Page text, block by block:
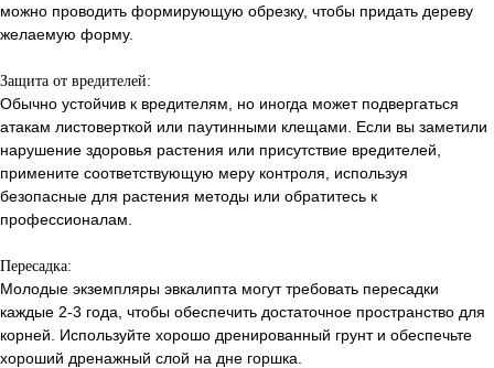
можно проводить формирующую обрезку, чтобы придать дереву
желаемую форму.
Защита от вредителей:
Обычно устойчив к вредителям, но иногда может подвергаться
атакам листоверткой или паутинными клещами. Если вы заметили
нарушение здоровья растения или присутствие вредителей,
примените соответствующую меру контроля, используя
безопасные для растения методы или обратитесь к
профессионалам.
Пересадка:
Молодые экземпляры эвкалипта могут требовать пересадки
каждые 2-3 года, чтобы обеспечить достаточное пространство для
корней. Используйте хорошо дренированный грунт и обеспечьте
хороший дренажный слой на дне горшка.